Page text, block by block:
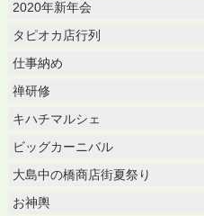
2020年新年会
タピオカ店行列
仕事納め
禅研修
キハチマルシェ
ビッグカーニバル
大島中の橋商店街夏祭り
お神輿